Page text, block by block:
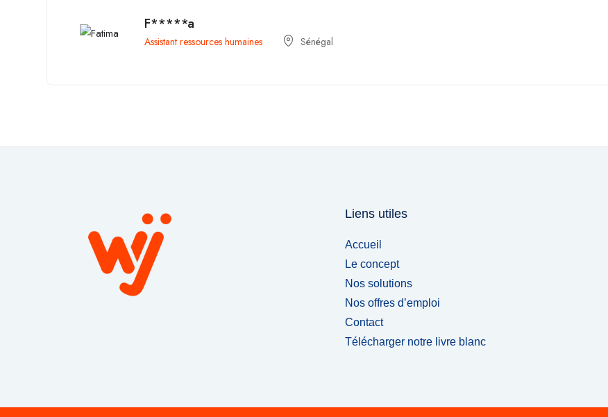
F*****a
Assistant ressources humaines Sénégal
Liens utiles
Accueil
Le concept
Nos solutions
Nos offres d’emploi
Contact
Télécharger notre livre blanc